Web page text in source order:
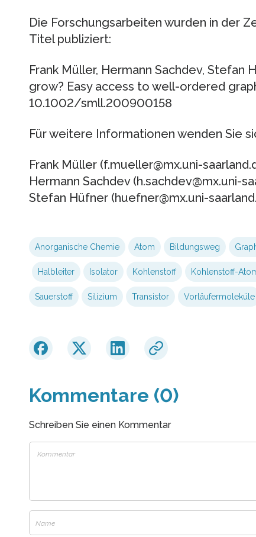
Die Forschungsarbeiten wurden in der
Titel publiziert:
Frank Müller, Hermann Sachdev, Stefan
grow? Easy access to well-ordered
10.1002/smll.200900158
Für weitere Informationen wenden Sie
Frank Müller (f.mueller@mx.uni-
Hermann Sachdev (h.sachdev@mx.uni-
Stefan Hüfner (huefner@mx.uni-
Anorganische Chemie Atom Bildungsweg
Halbleiter Isolator Kohlenstoff Kohlenstoff-
Sauerstoff Silizium Transistor Vorläufermoleküle
Kommentare (0)
Schreiben Sie einen Kommentar